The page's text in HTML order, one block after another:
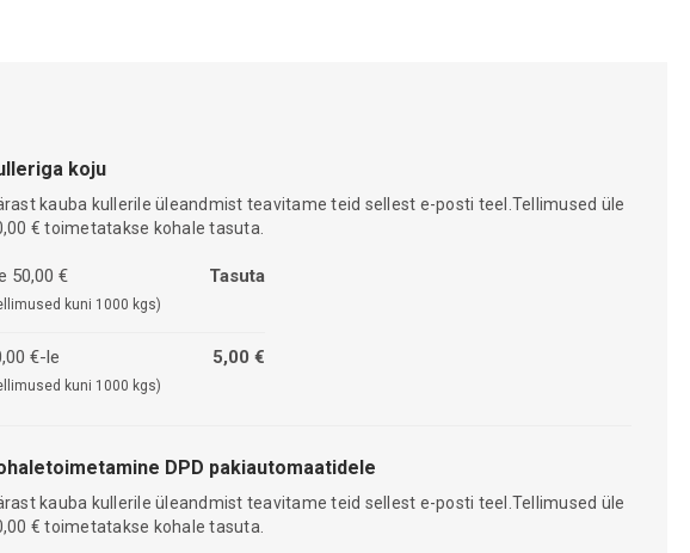
koju
kauba kullerile üleandmist teavitame teid sellest e-posti teel.Tellimused üle
€ toimetatakse kohale tasuta.
50,00 €
kuni 1000 kgs)
Tasuta
€-le
kuni 1000 kgs)
5,00 €
DPD pakiautomaatidele
kauba kullerile üleandmist teavitame teid sellest e-posti teel.Tellimused üle
€ toimetatakse kohale tasuta.